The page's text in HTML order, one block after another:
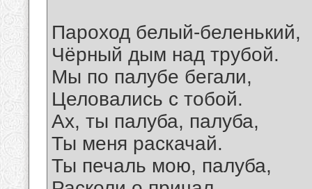
Пароход белый-беленький,
Чёрный дым над трубой.
Мы по палубе бегали,
Целовались с тобой.
Ах, ты палуба, палуба,
Ты меня раскачай.
Ты печаль мою, палуба,